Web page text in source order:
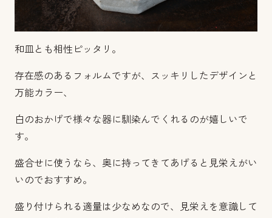
和皿とも相性ピッタリ。
存在感のあるフォルムですが、スッキリしたデザインと
万能カラー、
白のおかげで様々な器に馴染んでくれるのが嬉しいで
す。
盛合せに使うなら、奥に持ってきてあげると見栄えがい
いのでおすすめ。
盛り付けられる適量は少なめなので、見栄えを意識して